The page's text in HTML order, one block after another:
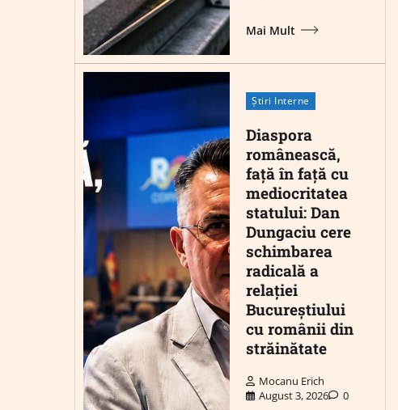
Mai Mult
Știri Interne
Diaspora
românească,
față în față cu
mediocritatea
statului: Dan
Dungaciu cere
schimbarea
radicală a
relației
Bucureștiului
cu românii din
străinătate
Mocanu Erich
August 3, 2026
0